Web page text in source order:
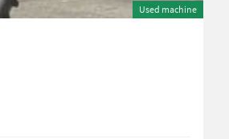
Used machine